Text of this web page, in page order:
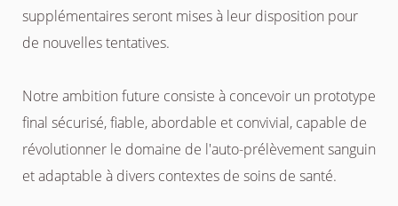
supplémentaires seront mises à leur disposition pour
de nouvelles tentatives.
Notre ambition future consiste à concevoir un prototype
final sécurisé, fiable, abordable et convivial, capable de
révolutionner le domaine de l'auto-prélèvement sanguin
et adaptable à divers contextes de soins de santé.